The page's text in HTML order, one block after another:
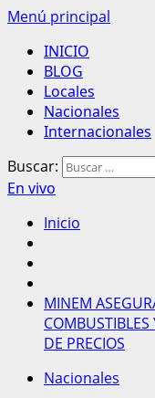
Menú principal
INICIO
BLOG
Locales
Nacionales
Internacionales
Buscar:
En vivo
Inicio
MINEM
DE PRECIOS
Nacionales